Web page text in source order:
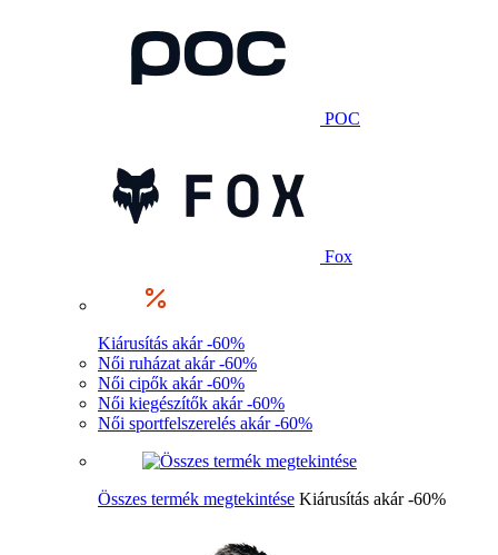
POC
Fox
Kiárusítás akár -60%
Női ruházat akár -60%
Női cipők akár -60%
Női kiegészítők akár -60%
Női sportfelszerelés akár -60%
Összes termék megtekintése Kiárusítás akár -60%